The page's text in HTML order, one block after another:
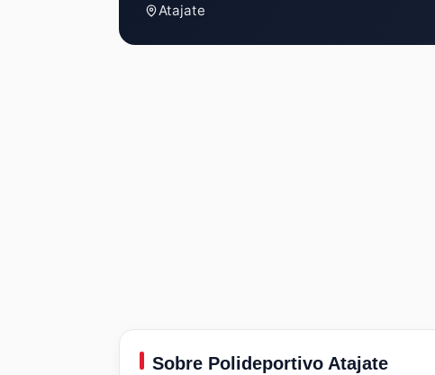
Atajate
Sobre Polideportivo Atajate